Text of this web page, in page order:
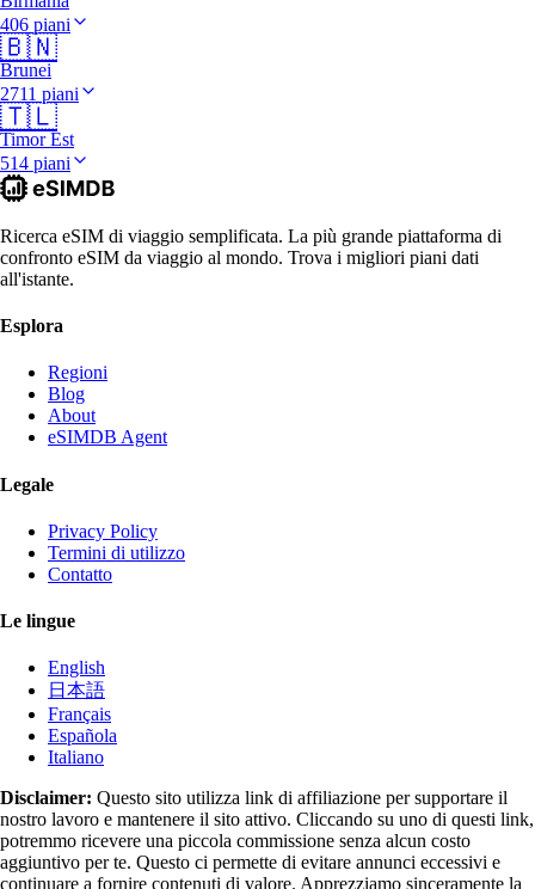
406 piani
🇧🇳
Brunei
2711 piani
🇹🇱
Timor Est
514 piani
Ricerca eSIM di viaggio semplificata. La più grande piattaforma di
confronto eSIM da viaggio al mondo. Trova i migliori piani dati
all'istante.
Esplora
Regioni
Blog
About
eSIMDB Agent
Legale
Privacy Policy
Termini di utilizzo
Contatto
Le lingue
English
日本語
Français
Española
Italiano
Disclaimer: Questo sito utilizza link di affiliazione per supportare il
nostro lavoro e mantenere il sito attivo. Cliccando su uno di questi link,
potremmo ricevere una piccola commissione senza alcun costo
aggiuntivo per te. Questo ci permette di evitare annunci eccessivi e
continuare a fornire contenuti di valore. Apprezziamo sinceramente la